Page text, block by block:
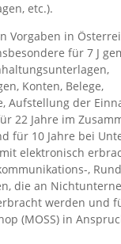
etc.).
Vorgaben in
für 7 J
Konten, Belege,
Aufstellung der
22 Jahre im
für 10 Jahre bei
elektronisch
,
die an
werden und
(MOSS) in